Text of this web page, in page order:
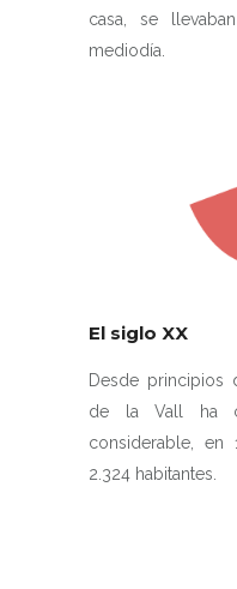
casa, se
mediodía.
El siglo XX
Desde principios
de la Vall ha
considerable,
2.324 habitantes.